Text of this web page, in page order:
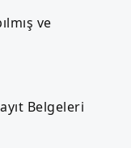
ve
Belgeleri